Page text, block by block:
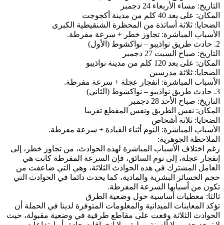
التاريخ: مساء الأربعاء 24 دجمبر
المكان: على بعد 40 كلم من مدينة أكجوجت
الضحايا: ثلاثة أساتذة من المحظرة الشنقيطية الكبرى
الأسباب المباشرة: تجاوز خطر + سرعة مفرطة.
2. حادث طريق نواذيبو – نواكشوط (الأول)
التاريخ: صباح السبت 27 دجمبر
المكان: على بعد 120 كلم من مدينة نواذيبو
الضحايا: ثلاثة مدرسين
الأسباب المباشرة: انفجار عجلة + سرعة مفرطة.
3. حادث طريق نواذيبو – نواكشوط (الثاني)
التاريخ: صباح الأحد 28 دجمبر
المكان: نفس الطريق ونفس المقطع تقريبا
الضحايا: ثلاثة أشخاص
الأسباب المباشرة: النوم أثناء القيادة + سرعة مفرطة.
الملاحظة الجوهرية:
رغم اختلاف الأسباب المباشرة لهذه الحوادث، من تجاوز خطر، إلى
إنفجار عجلة، إلى نوم السائق، فإن السرعة المفرطة كانت هي
العامل المشترك في هذه الحوادث الثلاثة، وهي التي ضاعفت من
حجم الخسائر البشرية والمادية، كما يحدث دائما في الحوادث التي
تكون من أسبابها السرعة المفرطة.
ثالثا: معطيات أساسية حول وضعية الطرق
تؤكد المعاينات الميدانية والمعلومات المتوفرة لدينا في الحملة أن
الحوادث الثلاثة وقعت على مقاطع طرقية في وضعية مقبولة، حيث